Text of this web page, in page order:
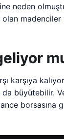
neden
madenciler
karşıya
da büyütebilir.
borsasına